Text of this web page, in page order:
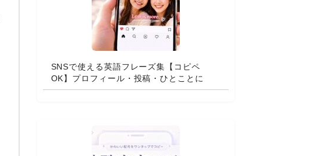
SNSで使える英語フレーズ集【コピペ
OK】プロフィール・投稿・ひとことに